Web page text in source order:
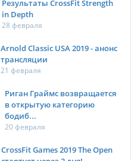
Результаты CrossFit Strength
in Depth
28 февраля
Arnold Classic USA 2019 - анонс
трансляции
21 февраля
Риган Граймс возвращается
в открытую категорию
бодиб...
20 февраля
CrossFit Games 2019 The Open